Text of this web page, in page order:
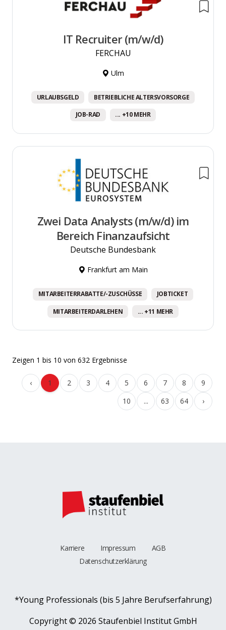
IT Recruiter (m/w/d)
FERCHAU
Ulm
URLAUBSGELD BETRIEBLICHE ALTERSVORSORGE
JOB-RAD ... +10 MEHR
Zwei Data Analysts (m/w/d) im
Bereich Finanzaufsicht
Deutsche Bundesbank
Frankfurt am Main
MITARBEITERRABATTE/-ZUSCHÜSSE JOBTICKET
MITARBEITERDARLEHEN ... +11 MEHR
Zeigen 1 bis 10 von 632 Ergebnisse
‹ 1 2 3 4 5 6 7 8
9
10
... 63 64 ›
Karriere Impressum
AGB
Datenschutzerklärung
*Young Professionals (bis 5 Jahre Berufserfahrung)
Copyright © 2026 Staufenbiel Institut GmbH